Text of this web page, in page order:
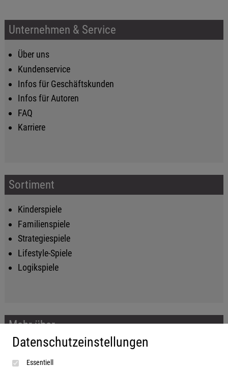
Unternehmen & Service
Über uns
Kundenservice
Infos für Geschäftskunden
Infos für Autoren
FAQ
Karriere
Sortiment
Kinderspiele
Familienspiele
Strategiespiele
Lifestyle-Spiele
Logikspiele
Mehr über...
Impressum
AGB
Datenschutzeinstellungen
Essentiell